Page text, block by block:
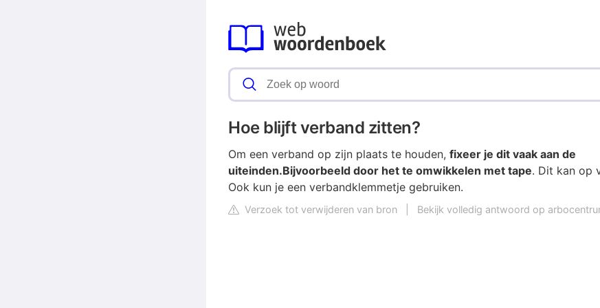
Hoe blijft verband zitten?
Om een verband op zijn plaats te houden, fixeer je dit vaak aan de
uiteinden.Bijvoorbeeld door het te omwikkelen met tape. Dit kan op
Ook kun je een verbandklemmetje gebruiken.
Verzoek tot verwijderen van bron Bekijk volledig antwoord op